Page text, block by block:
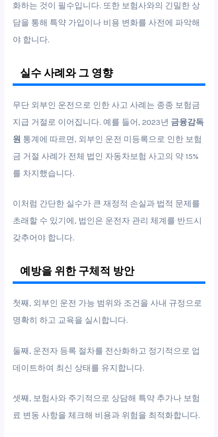
화하는 것이 필수입니다. 또한 보험사와의 긴밀한 상
담을 통해 특약 가입이나 비용 변화를 사전에 파악해
야 합니다.
실수 사례와 그 영향
무단 외부인 운전으로 인한 사고 사례는 종종 보험금
지급 거절로 이어집니다. 예를 들어, 2023년 금융감독
원 통계에 따르면, 외부인 운전 미등록으로 인한 보험
금 거절 사례가 전체 법인 자동차보험 사고의 약 15%
를 차지했습니다.
이처럼 간단한 실수가 큰 재정적 손실과 법적 문제를
초래할 수 있기에, 법인은 운전자 관리 체계를 반드시
갖추어야 합니다.
예방을 위한 구체적 방안
첫째, 외부인 운전 가능 범위와 조건을 사내 규정으로
명확히 하고 교육을 실시합니다.
둘째, 운전자 등록 절차를 전산화하고 정기적으로 업
데이트하여 최신 상태를 유지합니다.
셋째, 보험사와 주기적으로 상담해 특약 추가나 보험
료 변동 사항을 체크해 비용과 위험을 최적화합니다.